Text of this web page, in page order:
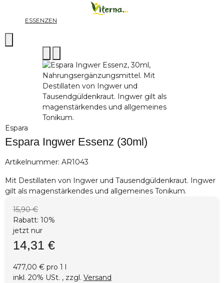
ESSENZEN
Espara
Espara Ingwer Essenz (30ml)
Artikelnummer: AR1043
Mit Destillaten von Ingwer und Tausendgüldenkraut. Ingwer
gilt als magenstärkendes und allgemeines Tonikum.
15,90 €
Rabatt: 10%
jetzt nur
14,31 €
477,00 € pro 1 l
inkl. 20% USt. , zzgl. Versand